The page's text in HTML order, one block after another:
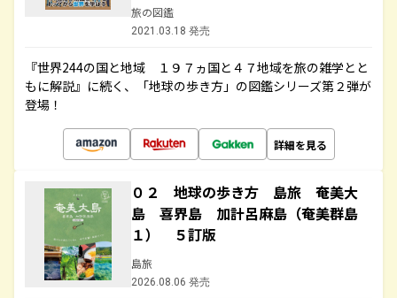
旅の図鑑
2021.03.18 発売
『世界244の国と地域 １９７ヵ国と４７地域を旅の雑学とと
もに解説』に続く、「地球の歩き方」の図鑑シリーズ第２弾が
登場！
詳細を見る
０２ 地球の歩き方 島旅 奄美大
島 喜界島 加計呂麻島（奄美群島
１） ５訂版
島旅
2026.08.06 発売